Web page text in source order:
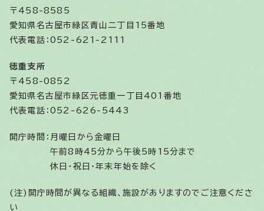
〒458-8585
愛知県名古屋市緑区青山二丁目15番地
代表電話：052-621-2111
徳重支所
〒458-0852
愛知県名古屋市緑区元徳重一丁目401番地
代表電話：052-626-5443
開庁時間： 月曜日から金曜日
午前8時45分から午後5時15分まで
休日・祝日・年末年始を除く
(注)開庁時間が異なる組織、施設がありますのでご注意くださ
い